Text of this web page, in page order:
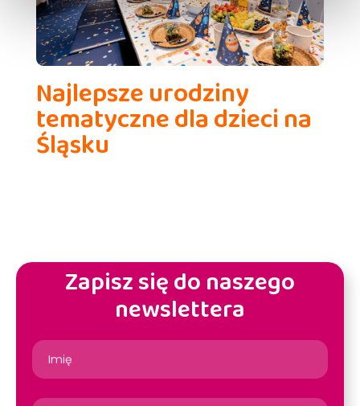
Najlepsze urodziny
tematyczne dla dzieci na
Śląsku
Zapisz się do naszego
newslettera